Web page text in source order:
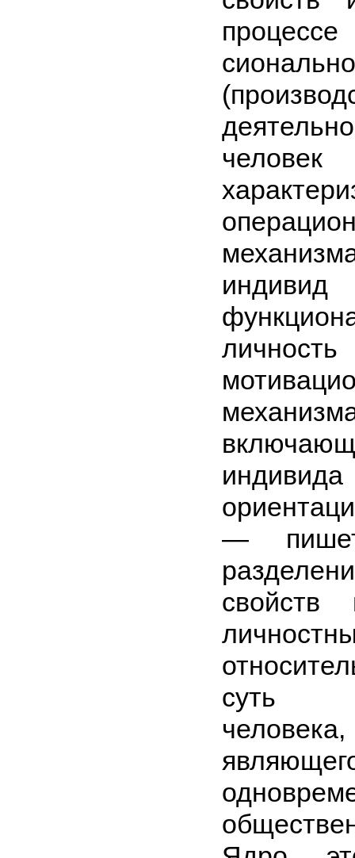
—
свойств
суть